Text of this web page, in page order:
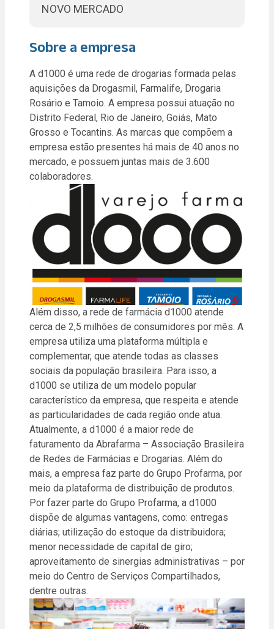
NOVO MERCADO
Sobre a empresa
A d1000 é uma rede de drogarias formada pelas
aquisições da Drogasmil, Farmalife, Drogaria
Rosário e Tamoio. A empresa possui atuação no
Distrito Federal, Rio de Janeiro, Goiás, Mato
Grosso e Tocantins. As marcas que compõem a
empresa estão presentes há mais de 40 anos no
mercado, e possuem juntas mais de 3.600
colaboradores.
Além disso, a rede de farmácia d1000 atende
cerca de 2,5 milhões de consumidores por mês. A
empresa utiliza uma plataforma múltipla e
complementar, que atende todas as classes
sociais da população brasileira. Para isso, a
d1000 se utiliza de um modelo popular
característico da empresa, que respeita e atende
as particularidades de cada região onde atua.
Atualmente, a d1000 é a maior rede de
faturamento da Abrafarma – Associação Brasileira
de Redes de Farmácias e Drogarias. Além do
mais, a empresa faz parte do Grupo Profarma, por
meio da plataforma de distribuição de produtos.
Por fazer parte do Grupo Profarma, a d1000
dispõe de algumas vantagens, como: entregas
diárias; utilização do estoque da distribuidora;
menor necessidade de capital de giro;
aproveitamento de sinergias administrativas – por
meio do Centro de Serviços Compartilhados,
dentre outras.